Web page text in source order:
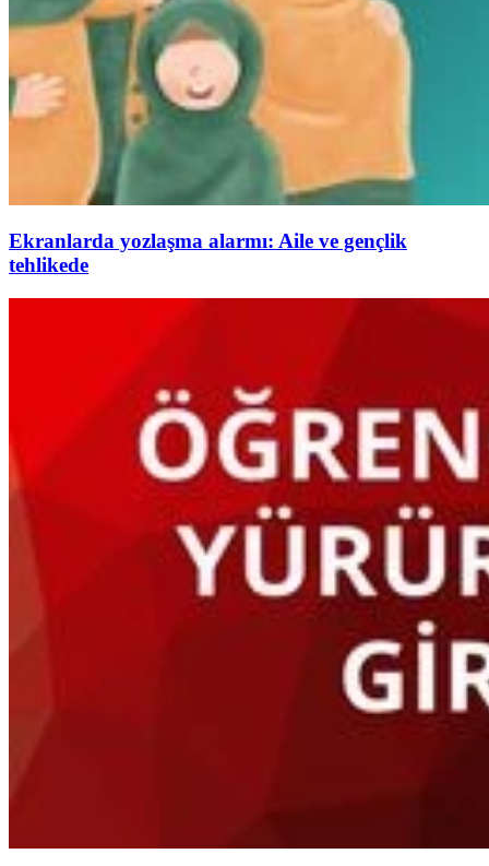
Ekranlarda yozlaşma alarmı: Aile ve gençlik
tehlikede